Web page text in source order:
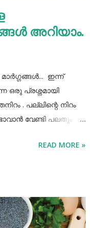
അറിയാം.
ഇന്ന്
ഒരു പ്രശ്നമായി
. പല്ലിന്റെ നിറം
വേണ്ടി പലതും
വിറ്റാമിന്‍ സി
വര്‍ഗ്ഗത്തില്‍ പെട്ട
READ MORE »